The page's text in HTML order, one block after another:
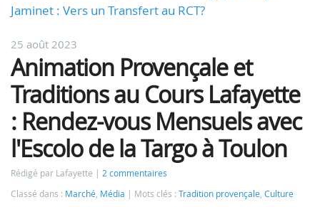
Jaminet : Vers un Transfert au RCT?
25 août 2023
Animation Provençale et
Traditions au Cours Lafayette
: Rendez-vous Mensuels avec
l'Escolo de la Targo à Toulon
Rédigé par Lafayette
2 commentaires
Classé dans : Marché, Média Mots clés : Tradition provençale, Culture